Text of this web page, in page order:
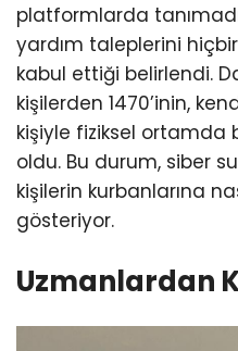
platformlarda
yardım taleplerini
kabul ettiği belirlendi.
kişilerden 1470’inin,
kişiyle fiziksel ortamda
oldu. Bu durum, siber
kişilerin kurbanlarına
gösteriyor.
Uzmanlardan